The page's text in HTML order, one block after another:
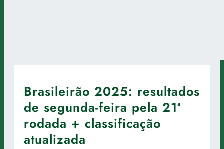
Brasileirão 2025: resultados
de segunda-feira pela 21ª
rodada + classificação
atualizada